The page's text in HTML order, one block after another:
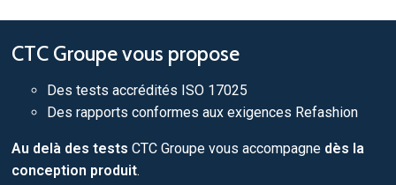
CTC Groupe vous propose
Des tests accrédités ISO 17025
Des rapports conformes aux exigences Refashion
Au delà des tests CTC Groupe vous accompagne dès la
conception produit.